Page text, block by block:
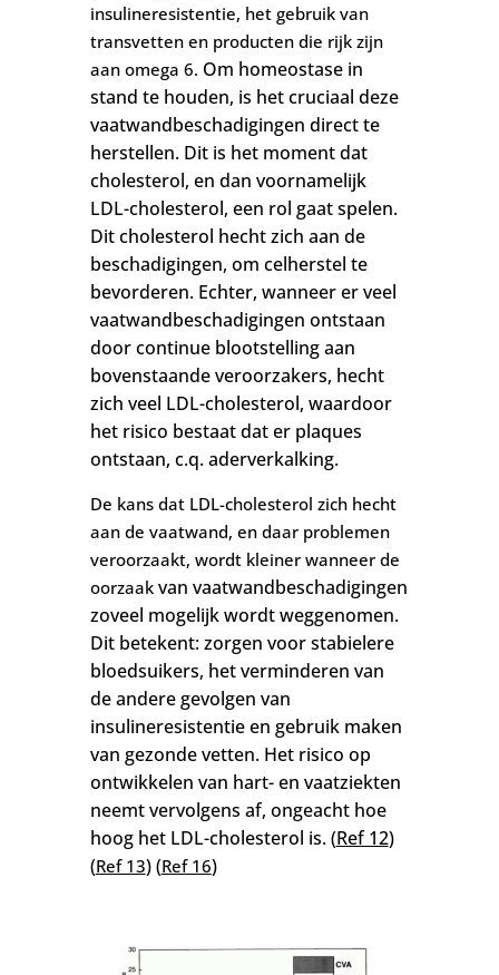
insulineresistentie, het gebruik van
transvetten en producten die rijk zijn
aan omega 6. Om homeostase in
stand te houden, is het cruciaal deze
vaatwandbeschadigingen direct te
herstellen. Dit is het moment dat
cholesterol, en dan voornamelijk
LDL-cholesterol, een rol gaat spelen.
Dit cholesterol hecht zich aan de
beschadigingen, om celherstel te
bevorderen. Echter, wanneer er veel
vaatwandbeschadigingen ontstaan
door continue blootstelling aan
bovenstaande veroorzakers, hecht
zich veel LDL-cholesterol, waardoor
het risico bestaat dat er plaques
ontstaan, c.q. aderverkalking.
De kans dat LDL-cholesterol zich hecht
aan de vaatwand, en daar problemen
veroorzaakt, wordt kleiner wanneer de
oorzaak van vaatwandbeschadigingen
zoveel mogelijk wordt weggenomen.
Dit betekent: zorgen voor stabielere
bloedsuikers, het verminderen van
de andere gevolgen van
insulineresistentie en gebruik maken
van gezonde vetten. Het risico op
ontwikkelen van hart- en vaatziekten
neemt vervolgens af, ongeacht hoe
hoog het LDL-cholesterol is.(Ref 12)
(Ref 13) (Ref 16)